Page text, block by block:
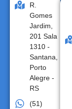
R.
Gomes
Jardim,
201 Sala
1310 -
Santana,
Porto
Alegre -
RS
(51)